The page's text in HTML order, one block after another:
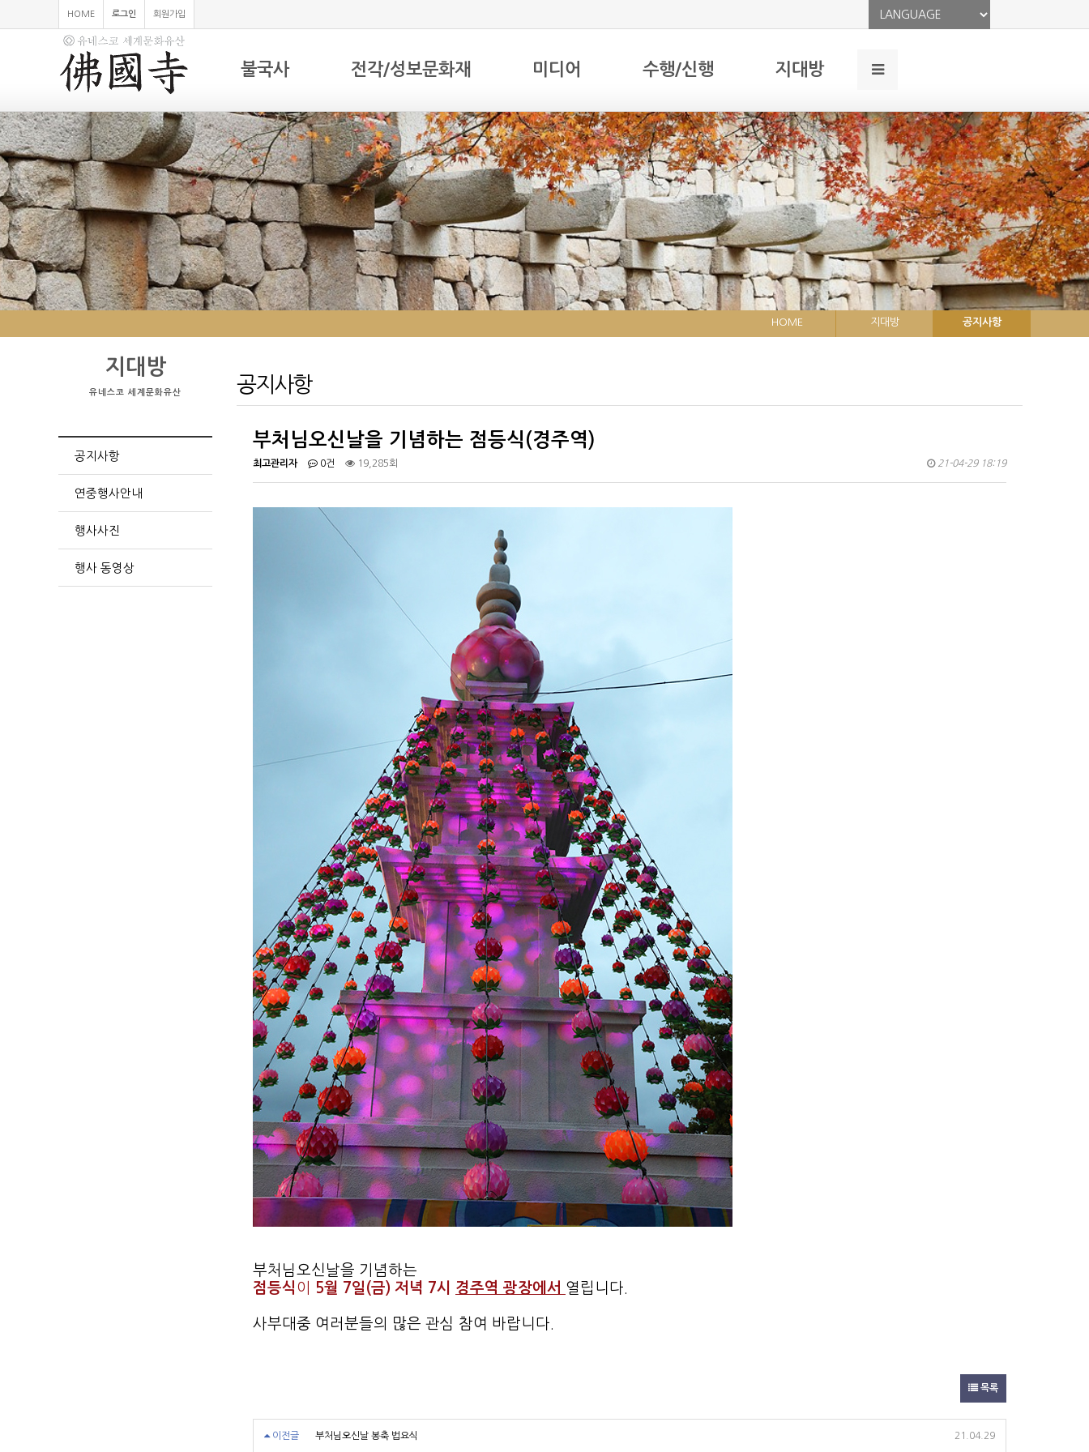
HOME 로그인 회원가입
불국사 전각/성보문화재 미디어 수행/신행 지대방
하위분류
공지사항
지대방
HOME
지대방
유네스코 세계문화유산
공지사항
연중행사안내
행사사진
행사 동영상
공지사항
부처님오신날을 기념하는 점등식(경주역)
최고관리자 0건 19,285회 21-04-29 18:19
부처님오신날을 기념하는
점등식 이 5월 7일(금) 저녁 7시 경주역 광장에서 열립니다.
사부대중 여러분들의 많은 관심 참여 바랍니다.
목록
이전글 부처님오신날 봉축 법요식 21.04.29